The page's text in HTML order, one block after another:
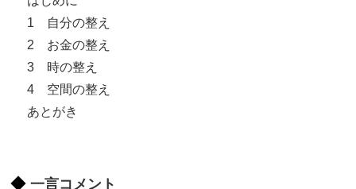
1 自分の整え
2 お金の整え
3 時の整え
4 空間の整え
あとがき
一言コメント